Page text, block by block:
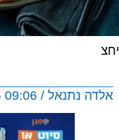
יחצ
אלדה נתנאל / 09:06 19.05.26